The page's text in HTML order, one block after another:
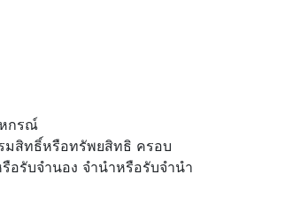
กรณ์
มสิทธิ์หรือทรัพยสิทธิ ครอบ
อรับจำนอง จำนำหรือรับจำนำ